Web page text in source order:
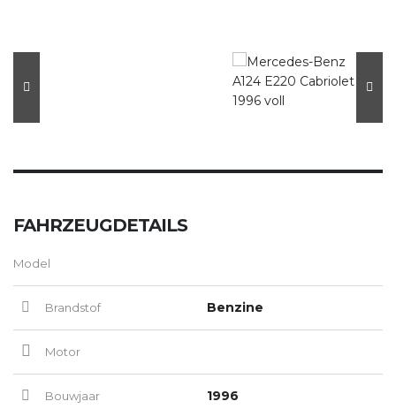
FAHRZEUGDETAILS
Model
Brandstof Benzine
Motor
Bouwjaar 1996